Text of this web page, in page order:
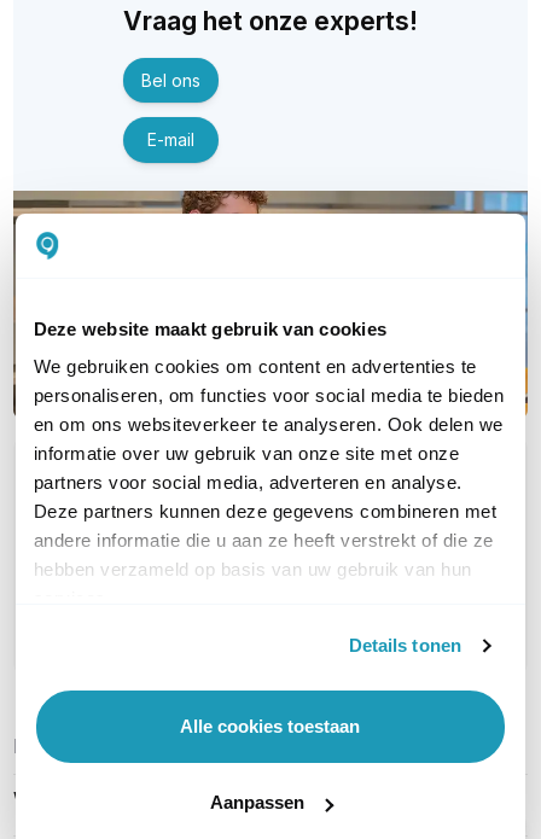
Deze website maakt gebruik van cookies
We gebruiken cookies om content en advertenties te
personaliseren, om functies voor social media te bieden
en om ons websiteverkeer te analyseren. Ook delen we
informatie over uw gebruik van onze site met onze
partners voor social media, adverteren en analyse.
Deze partners kunnen deze gegevens combineren met
andere informatie die u aan ze heeft verstrekt of die ze
hebben verzameld op basis van uw gebruik van hun
Details tonen
Alle cookies toestaan
Aanpassen
Vraag het onze experts!
Bel ons
E-mail
OVER DIT PRODUCT
Veelgestelde vragen
Geen vragen gevonden
REVIEWS Ga naar Trusted Shops reviews
Wees de eerste die een review schrijft!